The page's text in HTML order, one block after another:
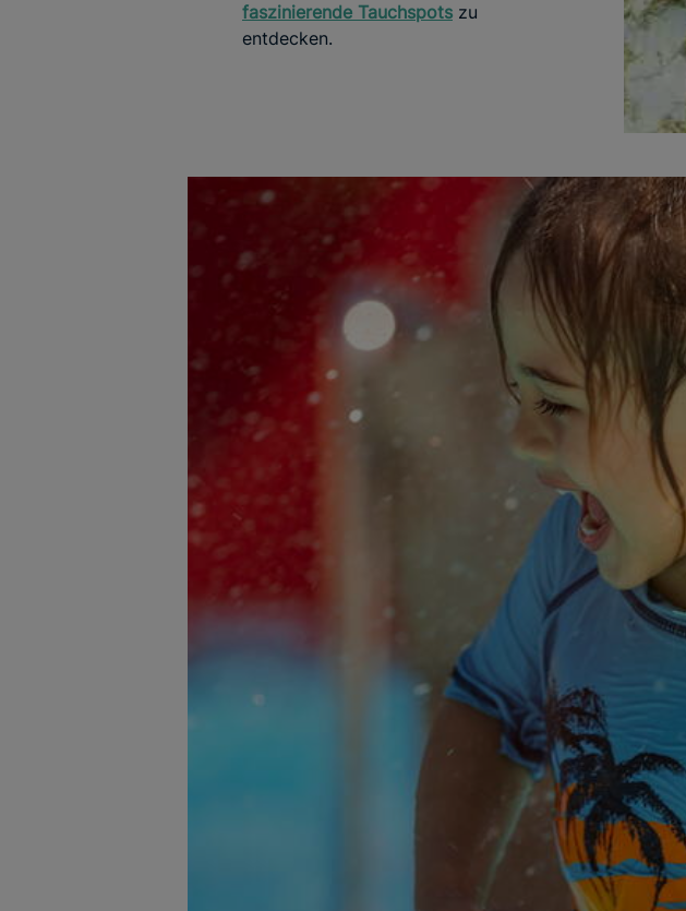
faszinierende Tauchspots zu
entdecken.